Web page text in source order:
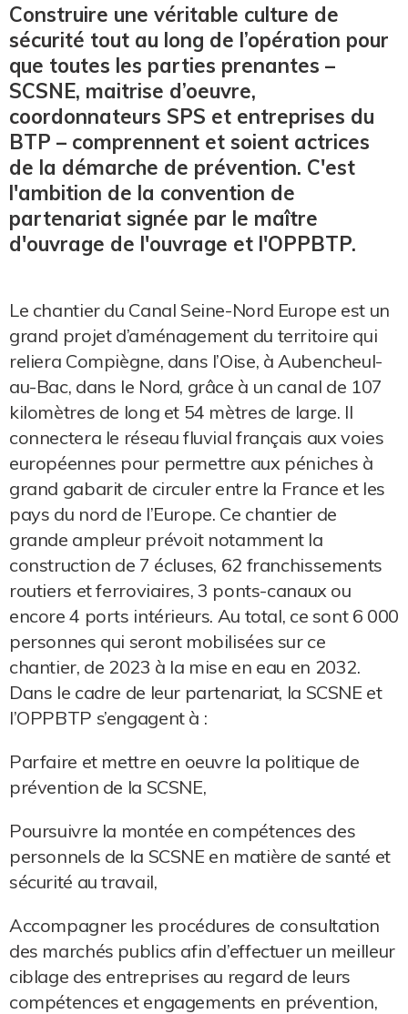
Construire une véritable culture de
sécurité tout au long de l’opération pour
que toutes les parties prenantes –
SCSNE, maitrise d’oeuvre,
coordonnateurs SPS et entreprises du
BTP – comprennent et soient actrices
de la démarche de prévention. C'est
l'ambition de la convention de
partenariat signée par le maître
d'ouvrage de l'ouvrage et l'OPPBTP.
Le chantier du Canal Seine-Nord Europe est un
grand projet d’aménagement du territoire qui
reliera Compiègne, dans l’Oise, à Aubencheul-
au-Bac, dans le Nord, grâce à un canal de 107
kilomètres de long et 54 mètres de large. Il
connectera le réseau fluvial français aux voies
européennes pour permettre aux péniches à
grand gabarit de circuler entre la France et les
pays du nord de l’Europe. Ce chantier de
grande ampleur prévoit notamment la
construction de 7 écluses, 62 franchissements
routiers et ferroviaires, 3 ponts-canaux ou
encore 4 ports intérieurs. Au total, ce sont 6 000
personnes qui seront mobilisées sur ce
chantier, de 2023 à la mise en eau en 2032.
Dans le cadre de leur partenariat, la SCSNE et
l’OPPBTP s’engagent à :
Parfaire et mettre en oeuvre la politique de
prévention de la SCSNE,
Poursuivre la montée en compétences des
personnels de la SCSNE en matière de santé et
sécurité au travail,
Accompagner les procédures de consultation
des marchés publics afin d’effectuer un meilleur
ciblage des entreprises au regard de leurs
compétences et engagements en prévention,